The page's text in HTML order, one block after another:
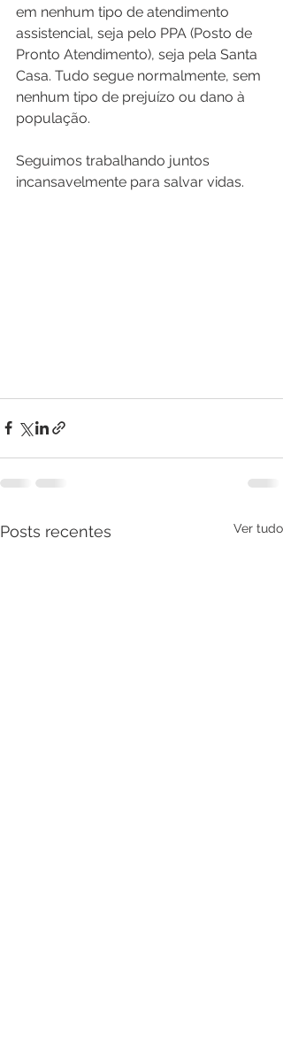
em nenhum tipo de atendimento
assistencial, seja pelo PPA (Posto de
Pronto Atendimento), seja pela Santa
Casa. Tudo segue normalmente, sem
nenhum tipo de prejuízo ou dano à
população.
Seguimos trabalhando juntos
incansavelmente para salvar vidas.
Posts recentes Ver tudo